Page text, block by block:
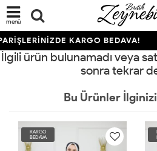
menü
KARGO BEDAVA!
İlgili ürün bulunamadı veya
sonra tekrar
Bu Ürünler
KARGO
BEDAVA